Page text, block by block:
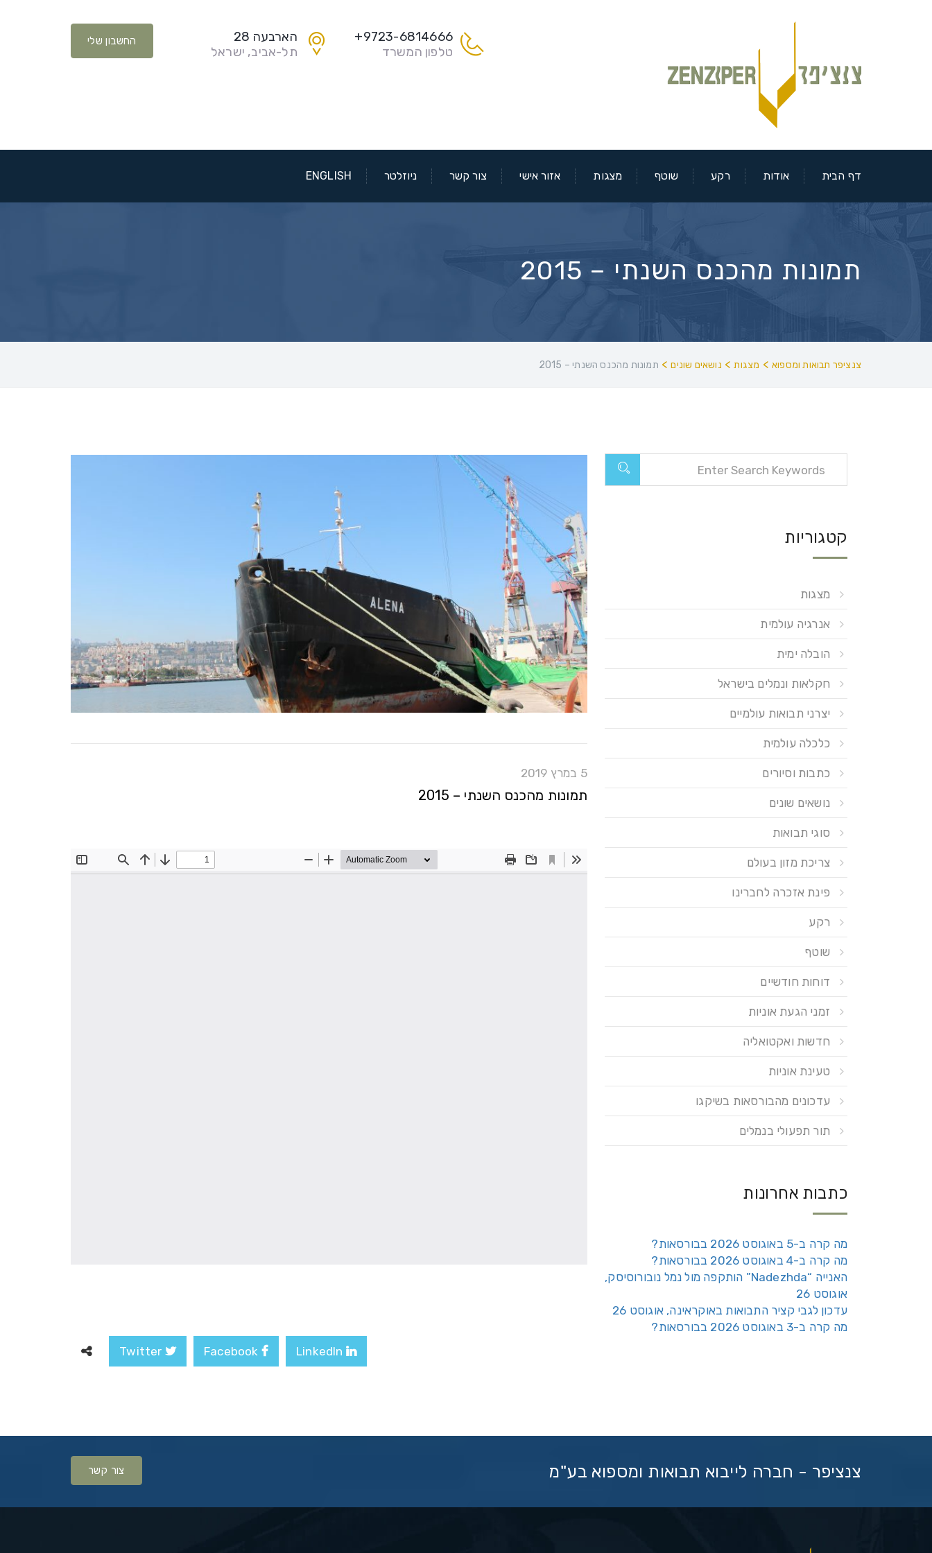
החשבון שלי
9723-6814666+
טלפון המשרד
הארבעה 28
תל-אביב, ישראל
דף הבית אודות רקע שוטף מצגות אזור אישי צור קשר ניוזלטר ENGLISH
תמונות מהכנס השנתי – 2015
צנציפר תבואות ומספוא > מצגות> נושאים שונים> תמונות מהכנס השנתי – 2015
5 במרץ 2019
תמונות מהכנס השנתי – 2015
קטגוריות
מצגות
אנרגיה עולמית
הובלה ימית
חקלאות ונמלים בישראל
יצרני תבואות עולמיים
כלכלה עולמית
כתבות וסיורים
נושאים שונים
סוגי תבואות
צריכת מזון בעולם
פינת אזכרה לחברינו
רקע
שוטף
דוחות חודשיים
זמני הגעת אוניות
חדשות ואקטואליה
טעינת אוניות
עדכונים מהבורסאות בשיקגו
תור תפעולי בנמלים
כתבות אחרונות
מה קרה ב-5 באוגוסט 2026 בבורסאות?
מה קרה ב-4 באוגוסט 2026 בבורסאות?
האנייה “Nadezhda” הותקפה מול נמל נובורוסיסק,
אוגוסט 26
עדכון לגבי קציר התבואות באוקראינה, אוגוסט 26
מה קרה ב-3 באוגוסט 2026 בבורסאות?
צנציפר - חברה לייבוא תבואות ומספוא בע"מ צור קשר